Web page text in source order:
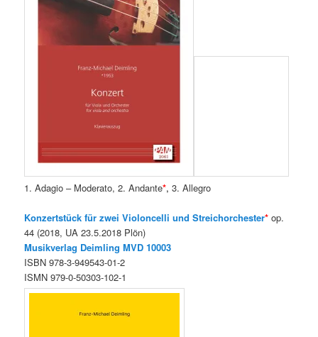
1. Adagio – Moderato, 2. Andante*,3. Allegro
Konzertstück für zwei Violoncelli und Streichorchester* op.
44 (2018, UA 23.5.2018 Plön)
Musikverlag Deimling MVD 10003
ISBN 978-3-949543-01-2
ISMN 979-0-50303-102-1